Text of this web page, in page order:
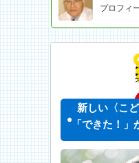
プロフィ
新しい〈こ
「できた！」